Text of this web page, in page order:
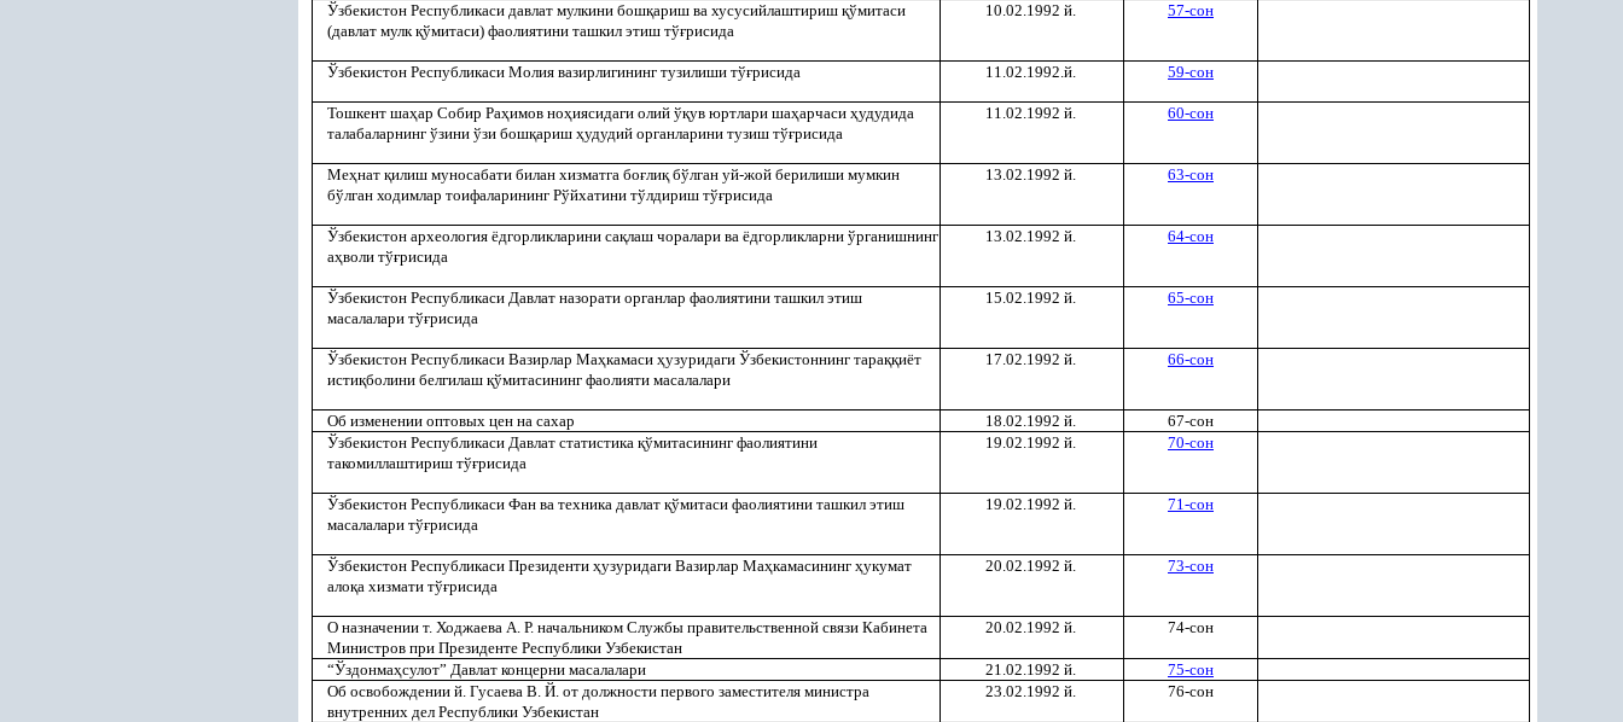
Ўзбекистон Республикаси давлат мулкини бошқариш ва хусусийлаштириш қўмитаси
(давлат мулкқўмитаси) фаолиятини ташкил этиш тўғрисида
10.02.1992 й. 57-сон
Ўзбекистон Республикаси Молия вазирлигининг тузилиши тўғрисида 11.02.1992.й. 59-сон
Тошкент шаҳар Собир Раҳимов ноҳиясидаги олий ўқув юртлари шаҳарчаси ҳудудида
талабаларнинг ўзини ўзи бошқариш ҳудудий органларини тузиш тўғрисида
11.02.1992 й. 60-сон
Меҳнат қилиш муносабати билан хизматга боғлиқбўлган уй-жой берилиши мумкин
бўлган ходимлар тоифаларининг Рўйхатини тўлдириш тўғрисида
13.02.1992 й. 63-сон
Ўзбекистон археология ёдгорликларини сақлаш чоралари ва ёдгорликларни ўрганишнинг
аҳволи тўғрисида
13.02.1992 й. 64-сон
Ўзбекистон Республикаси Давлат назорати органлар фаолиятини ташкил этиш
масалалари тўғрисида
15.02.1992 й. 65-сон
Ўзбекистон Республикаси Вазирлар Маҳкамаси ҳузуридаги Ўзбекистоннинг тараққиёт
истиқболини белгилаш қўмитасининг фаолияти масалалари
17.02.1992 й. 66-сон
Об изменении оптовых цен на сахар 18.02.1992 й.
67-сон
Ўзбекистон Республикаси Давлат статистика қўмитасининг фаолиятини
такомиллаштириш тўғрисида
19.02.1992 й. 70-сон
Ўзбекистон Республикаси Фан ва техника давлат қўмитаси фаолиятини ташкил этиш
масалалари тўғрисида
19.02.1992 й. 71-сон
Ўзбекистон Республикаси Президенти ҳузуридаги Вазирлар Маҳкамасининг ҳукумат
алоқа хизмати тўғрисида
20.02.1992 й. 73-сон
О назначении т. Ходжаева А. Р. начальником Службы правительственной связи Кабинета
Министров при Президенте Республики Узбекистан
20.02.1992 й. 74-сон
“Ўздонмаҳсулот” Давлат концерни масалалари 21.02.1992 й.
75-сон
Об освобождении й. Гусаева В. Й. от должности первого заместителя министра
внутренних дел Республики Узбекистан
23.02.1992 й. 76-сон